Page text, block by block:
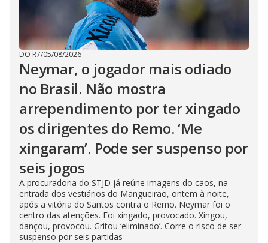
DO R7/05/08/2026
Neymar, o jogador mais odiado
no Brasil. Não mostra
arrependimento por ter xingado
os dirigentes do Remo. ‘Me
xingaram’. Pode ser suspenso por
seis jogos
A procuradoria do STJD já reúne imagens do caos, na
entrada dos vestiários do Mangueirão, ontem à noite,
após a vitória do Santos contra o Remo. Neymar foi o
centro das atenções. Foi xingado, provocado. Xingou,
dançou, provocou. Gritou ‘eliminado’. Corre o risco de ser
suspenso por seis partidas